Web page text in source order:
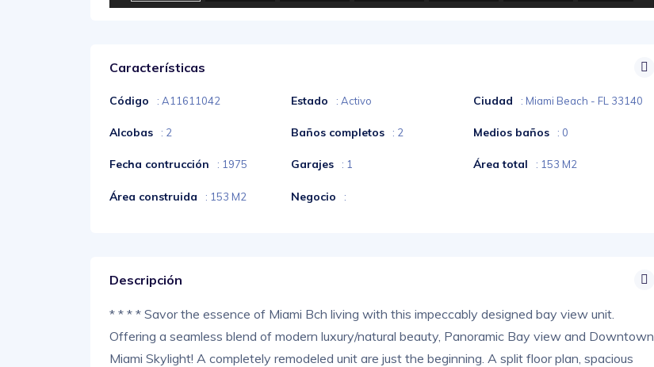
Características
Código : A11611042 Estado : Activo Ciudad : Miami Beach - FL 33140
Alcobas : 2 Baños completos : 2 Medios baños : 0
Fecha contrucción : 1975 Garajes : 1 Área total : 153 M2
Área construida : 153 M2 Negocio :
Descripción
* * * * Savor the essence of Miami Bch living with this impeccably designed bay view unit.
Offering a seamless blend of modern luxury/natural beauty, Panoramic Bay view and Downtown
Miami Skylight! A completely remodeled unit are just the beginning. A split floor plan, spacious